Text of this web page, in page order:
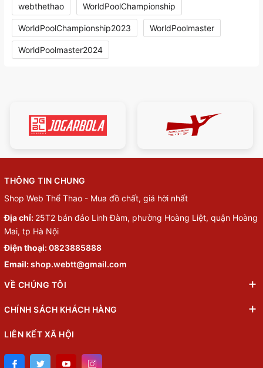
webthethao WorldPoolChampionship
WorldPoolChampionship2023 WorldPoolmaster
WorldPoolmaster2024
THÔNG TIN CHUNG
Shop Web Thể Thao - Mua đồ chất, giá hời nhất
Địa chỉ: 25T2 bán đảo Linh Đàm, phường Hoàng Liệt, quận Hoàng
Mai, tp Hà Nội
Điện thoại:0823885888
Email:shop.webtt@gmail.com
VỀ CHÚNG TÔI
CHÍNH SÁCH KHÁCH HÀNG
LIÊN KẾT XÃ HỘI